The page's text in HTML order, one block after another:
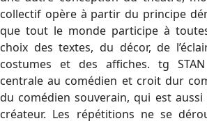
collectif opère à partir du principe
que tout le monde participe à
choix des textes, du décor, de
costumes et des affiches. tg
centrale au comédien et croit dur
du comédien souverain, qui est
créateur. Les répétitions ne se